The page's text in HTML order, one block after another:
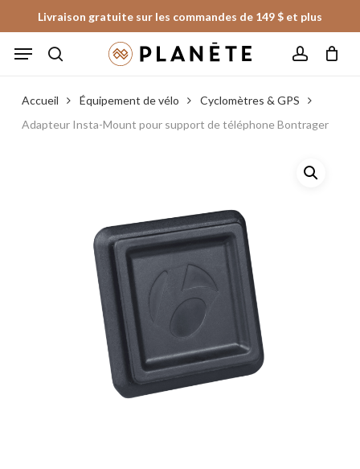
to
main
Livraison gratuite sur les commandes de 149 $ et plus
Menu
Fermer
le
panier
Accueil Équipement de vélo
Cyclomètres & GPS
Adapteur Insta-Mount pour support de téléphone Bontrager